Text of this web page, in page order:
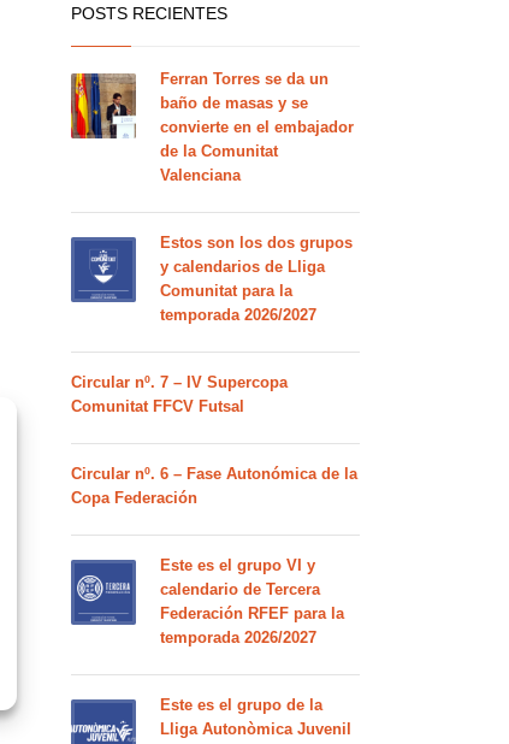
POSTS RECIENTES
Ferran Torres se da un
baño de masas y se
convierte en el embajador
de la Comunitat
Valenciana
Estos son los dos grupos
y calendarios de Lliga
Comunitat para la
temporada 2026/2027
Circular nº. 7 – IV Supercopa
Comunitat FFCV Futsal
Circular nº. 6 – Fase Autonómica de la
Copa Federación
Este es el grupo VI y
calendario de Tercera
Federación RFEF para la
temporada 2026/2027
Este es el grupo de la
Lliga Autonòmica Juvenil